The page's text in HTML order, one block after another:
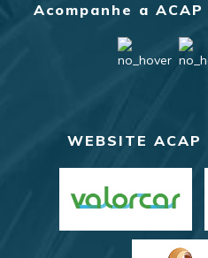
Acompanhe a
WEBSITE ACAP